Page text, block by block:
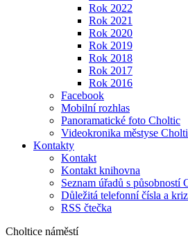
Rok 2022
Rok 2021
Rok 2020
Rok 2019
Rok 2018
Rok 2017
Rok 2016
Facebook
Mobilní rozhlas
Panoramatické foto Choltic
Videokronika městyse
Kontakty
Kontakt
Kontakt knihovna
Seznam úřadů s působností
Důležitá telefonní čísla a
RSS čtečka
Choltice náměstí